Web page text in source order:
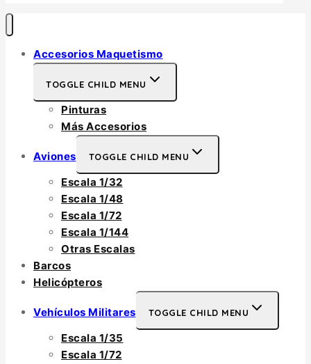
Accesorios Maquetismo
TOGGLE CHILD MENU
Pinturas
Más Accesorios
Aviones TOGGLE CHILD MENU
Escala 1/32
Escala 1/48
Escala 1/72
Escala 1/144
Otras Escalas
Barcos
Helicópteros
Vehículos Militares TOGGLE CHILD MENU
Escala 1/35
Escala 1/72